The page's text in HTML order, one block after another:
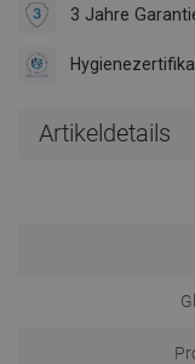
3 Jahre
Artikeldetails